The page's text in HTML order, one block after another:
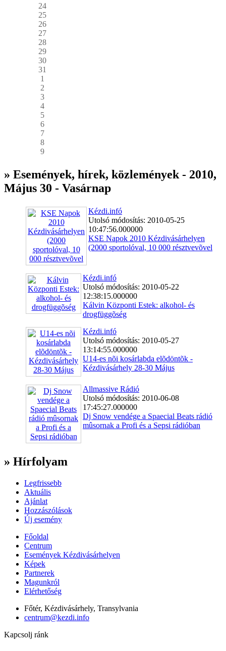
24
25
26
27
28
29
30
31
1
2
3
4
5
6
7
8
9
» Események, hírek, közlemények - 2010,
Május 30 - Vasárnap
Kézdi.infó
Utolsó módosítás: 2010-05-25
10:47:56.000000
KSE Napok 2010 Kézdivásárhelyen
(2000 sportolóval, 10 000 résztvevõvel
Kézdi.infó
Utolsó módosítás: 2010-05-22
12:38:15.000000
Kálvin Központi Estek: alkohol- és
drogfüggõség
Kézdi.infó
Utolsó módosítás: 2010-05-27
13:14:55.000000
U14-es nõi kosárlabda elõdöntõk -
Kézdivásárhely 28-30 Május
Allmassive Rádió
Utolsó módosítás: 2010-06-08
17:45:27.000000
Dj Snow vendége a Spaecial Beats rádió
mûsornak a Profi és a Sepsi rádióban
» Hírfolyam
Legfrissebb
Aktuális
Ajánlat
Hozzászólások
Új esemény
Főoldal
Centrum
Események Kézdivásárhelyen
Képek
Partnerek
Magunkról
Elérhetőség
Főtér, Kézdivásárhely, Transylvania
centrum@kezdi.info
Kapcsolj ránk